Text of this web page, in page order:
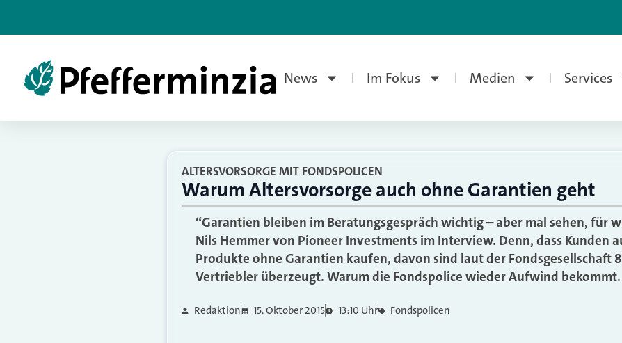
News Im Fokus Medien Services
ALTERSVORSORGE MIT FONDSPOLICEN
Warum Altersvorsorge auch ohne Garantien geht
“Garantien bleiben im Beratungsgespräch wichtig – aber mal sehen, für
Nils Hemmer von Pioneer Investments im Interview. Denn, dass Kunden
Produkte ohne Garantien kaufen, davon sind laut der Fondsgesellschaft
Vertriebler überzeugt. Warum die Fondspolice wieder Aufwind bekommt.
Redaktion 15. Oktober 2015 13:10 Uhr Fondspolicen